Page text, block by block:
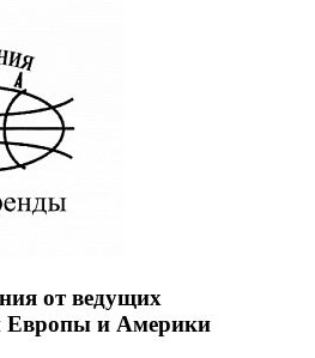
от ведущих
Европы и Америки